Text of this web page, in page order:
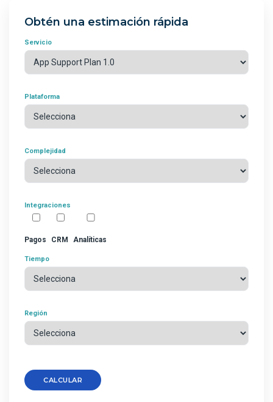
Obtén una estimación rápida
Servicio
Plataforma
Complejidad
Integraciones
Pagos CRM Analíticas
Tiempo
Región
CALCULAR